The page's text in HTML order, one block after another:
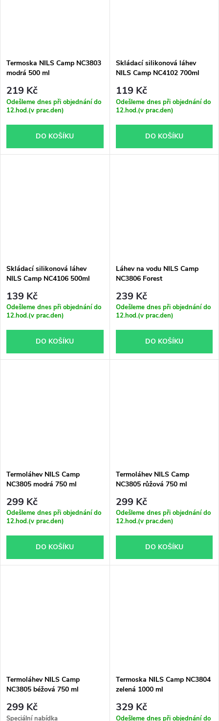
Termoska NILS Camp NC3803
modrá 500 ml
219 Kč
Odešleme dnes při objednání do
12.hod.(v prac.den)
DO KOŠÍKU
Skládací silikonová láhev
NILS Camp NC4102 700ml
119 Kč
Odešleme dnes při objednání do
12.hod.(v prac.den)
DO KOŠÍKU
Skládací silikonová láhev
NILS Camp NC4106 500ml
139 Kč
Odešleme dnes při objednání do
12.hod.(v prac.den)
DO KOŠÍKU
Láhev na vodu NILS Camp
NC3806 Forest
239 Kč
Odešleme dnes při objednání do
12.hod.(v prac.den)
DO KOŠÍKU
Termoláhev NILS Camp
NC3805 modrá 750 ml
299 Kč
Odešleme dnes při objednání do
12.hod.(v prac.den)
DO KOŠÍKU
Termoláhev NILS Camp
NC3805 růžová 750 ml
299 Kč
Odešleme dnes při objednání do
12.hod.(v prac.den)
DO KOŠÍKU
Termoláhev NILS Camp
NC3805 béžová 750 ml
299 Kč
Speciální nabídka
Termoska NILS Camp NC3804
zelená 1000 ml
329 Kč
Odešleme dnes při objednání do